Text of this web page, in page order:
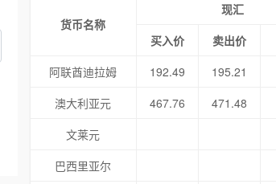
货币名称
现汇
买入价
卖出价
阿联酋迪拉姆
192.49 195.21
澳大利亚元
467.76 471.48
文莱元
巴西里亚尔